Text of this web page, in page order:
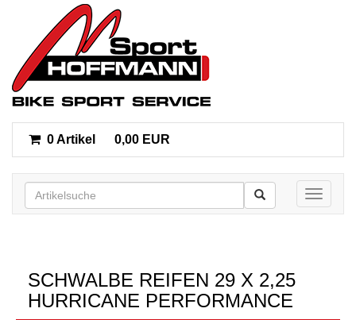
0 Artikel 0,00 EUR
Toggle
SCHWALBE REIFEN 29 X 2,25
HURRICANE PERFORMANCE